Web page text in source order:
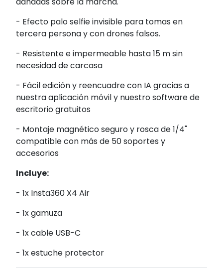
- Efecto palo selfie invisible para tomas en
tercera persona y con drones falsos.
- Resistente e impermeable hasta 15 m sin
necesidad de carcasa
- Fácil edición y reencuadre con IA gracias a
nuestra aplicación móvil y nuestro software de
escritorio gratuitos
- Montaje magnético seguro y rosca de 1/4"
compatible con más de 50 soportes y
accesorios
Incluye:
- 1x Insta360 X4 Air
- 1x gamuza
- 1x cable USB-C
- 1x estuche protector